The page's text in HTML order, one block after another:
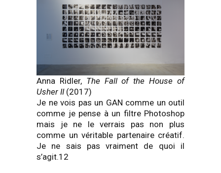
Anna Ridler, The Fall of the House of
Usher II (2017)
Je ne vois pas un GAN comme un outil
comme je pense à un filtre Photoshop
mais je ne le verrais pas non plus
comme un véritable partenaire créatif.
Je ne sais pas vraiment de quoi il
s’agit.12